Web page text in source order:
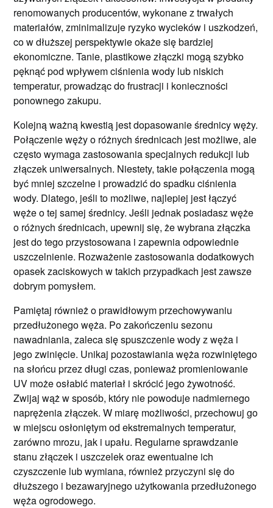
renomowanych producentów, wykonane z trwałych
materiałów, zminimalizuje ryzyko wycieków i uszkodzeń,
co w dłuższej perspektywie okaże się bardziej
ekonomiczne. Tanie, plastikowe złączki mogą szybko
pęknąć pod wpływem ciśnienia wody lub niskich
temperatur, prowadząc do frustracji i konieczności
ponownego zakupu.
Kolejną ważną kwestią jest dopasowanie średnicy węży.
Połączenie węży o różnych średnicach jest możliwe, ale
często wymaga zastosowania specjalnych redukcji lub
złączek uniwersalnych. Niestety, takie połączenia mogą
być mniej szczelne i prowadzić do spadku ciśnienia
wody. Dlatego, jeśli to możliwe, najlepiej jest łączyć
węże o tej samej średnicy. Jeśli jednak posiadasz węże
o różnych średnicach, upewnij się, że wybrana złączka
jest do tego przystosowana i zapewnia odpowiednie
uszczelnienie. Rozważenie zastosowania dodatkowych
opasek zaciskowych w takich przypadkach jest zawsze
dobrym pomysłem.
Pamiętaj również o prawidłowym przechowywaniu
przedłużonego węża. Po zakończeniu sezonu
nawadniania, zaleca się spuszczenie wody z węża i
jego zwinięcie. Unikaj pozostawiania węża rozwiniętego
na słońcu przez długi czas, ponieważ promieniowanie
UV może osłabić materiał i skrócić jego żywotność.
Zwijaj wąż w sposób, który nie powoduje nadmiernego
naprężenia złączek. W miarę możliwości, przechowuj go
w miejscu osłoniętym od ekstremalnych temperatur,
zarówno mrozu, jak i upału. Regularne sprawdzanie
stanu złączek i uszczelek oraz ewentualne ich
czyszczenie lub wymiana, również przyczyni się do
dłuższego i bezawaryjnego użytkowania przedłużonego
węża ogrodowego.